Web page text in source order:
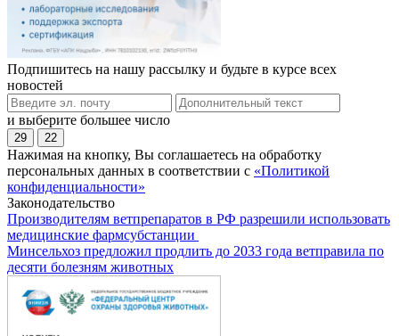
Подпишитесь на нашу рассылку и будьте в курсе всех
новостей
и выберите большее число
29 22
Нажимая на кнопку, Вы соглашаетесь на обработку
персональных данных в соответствии с «Политикой
конфиденциальности»
Законодательство
Производителям ветпрепаратов в РФ разрешили использовать
медицинские фармсубстанции
Минсельхоз предложил продлить до 2033 года ветправила по
десяти болезням животных